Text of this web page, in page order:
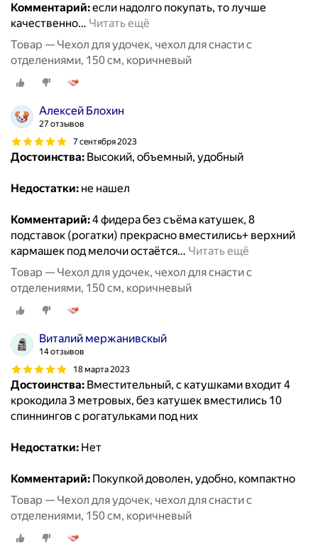
Комментарий:если надолго покупать, то лучше
качественно… Читать ещё
Товар — Чехол для удочек, чехол для снасти с
отделениями, 150 см, коричневый
Алексей Блохин
27 отзывов
7 сентября 2023
Достоинства: Высокий, объемный, удобный
Недостатки: не нашел
Комментарий:4 фидера без съёма катушек, 8
подставок (рогатки) прекрасно вместились+ верхний
кармашек под мелочи остаётся… Читать ещё
Товар — Чехол для удочек, чехол для снасти с
отделениями, 150 см, коричневый
Виталий мержанивскый
14 отзывов
18 марта 2023
Достоинства: Вместительный, с катушками входит 4
крокодила 3 метровых, без катушек вместились 10
спиннингов с рогатульками под них
Недостатки: Нет
Комментарий: Покупкой доволен, удобно, компактно
Товар — Чехол для удочек, чехол для снасти с
отделениями, 150 см, коричневый